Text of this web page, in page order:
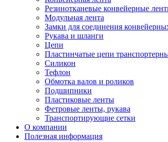
Резинотканевые конвейерные
Модульная лента
Замки для соединения
Рукава и шланги
Цепи
Пластинчатые цепи
Силикон
Тефлон
Обмотка валов и роликов
Подшипники
Пластиковые ленты
Фетровые ленты, рукава
Транспортирующие сетки
О компании
Полезная информация